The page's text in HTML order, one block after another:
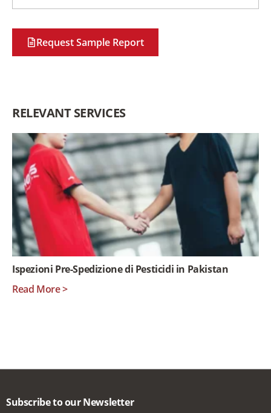
Request Sample Report
RELEVANT SERVICES
Ispezioni Pre-Spedizione di Pesticidi in Pakistan
Read More >
Subscribe to our Newsletter